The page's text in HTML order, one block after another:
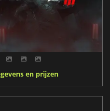
en prijzen